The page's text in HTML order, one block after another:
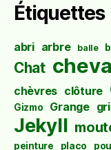
Étiquettes
abri arbre balle
Chat
chèvres clôture
Gizmo Grange
Jekyll
peinture placo